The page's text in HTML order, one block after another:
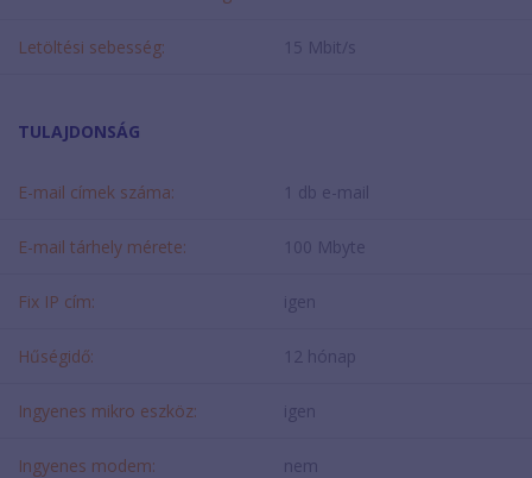
Letöltési sebesség: 15 Mbit/s
TULAJDONSÁG
E-mail címek száma: 1 db e-mail
E-mail tárhely mérete: 100 Mbyte
Fix IP cím: igen
Hűségidő: 12 hónap
Ingyenes mikro eszköz: igen
Ingyenes modem: nem